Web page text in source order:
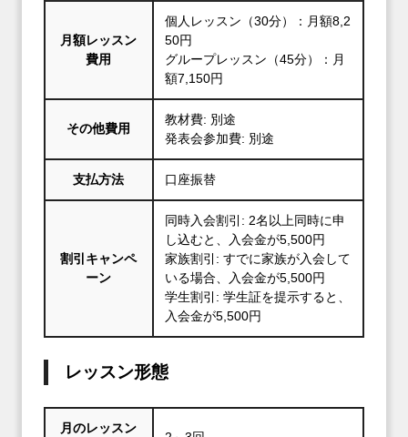
月額レッスン
費用
個人レッスン（30分）：月額8,2
50円
グループレッスン（45分）：月
額7,150円
その他費用
教材費: 別途
発表会参加費: 別途
支払方法 口座振替
割引キャンペ
ーン
同時入会割引: 2名以上同時に申
し込むと、入会金が5,500円
家族割引: すでに家族が入会して
いる場合、入会金が5,500円
学生割引: 学生証を提示すると、
入会金が5,500円
レッスン形態
月のレッスン